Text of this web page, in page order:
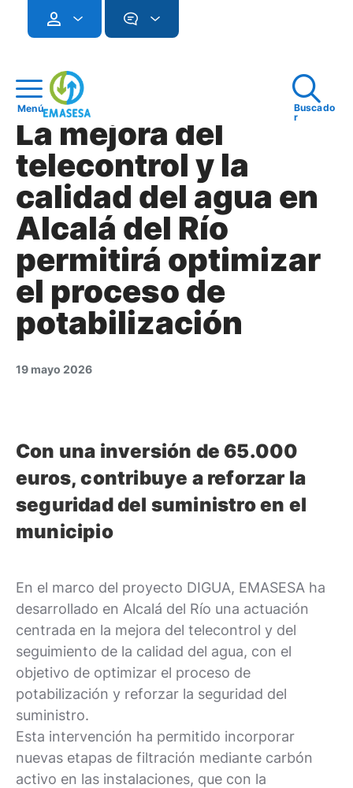
Menú
Buscado
r
La mejora del
telecontrol y la
calidad del agua en
Alcalá del Río
permitirá optimizar
el proceso de
potabilización
19 mayo 2026
Con una inversión de 65.000
euros, contribuye a reforzar la
seguridad del suministro en el
municipio
En el marco del proyecto DIGUA, EMASESA ha
desarrollado en Alcalá del Río una actuación
centrada en la mejora del telecontrol y del
seguimiento de la calidad del agua, con el
objetivo de optimizar el proceso de
potabilización y reforzar la seguridad del
suministro.
Esta intervención ha permitido incorporar
nuevas etapas de filtración mediante carbón
activo en las instalaciones, que con la